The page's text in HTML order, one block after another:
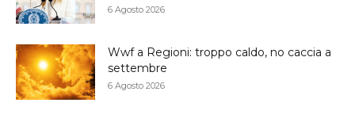
6 Agosto 2026
Wwf a Regioni: troppo caldo, no caccia a
settembre
6 Agosto 2026